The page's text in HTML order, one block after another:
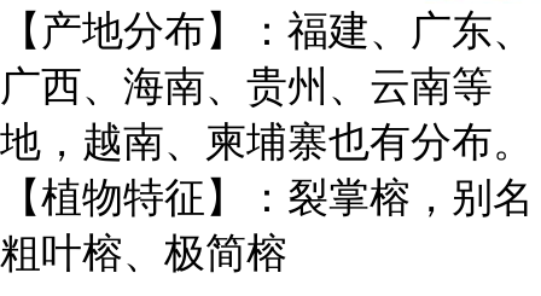
【产地分布】：福建、广东、
广西、海南、贵州、云南等
地，越南、柬埔寨也有分布。
【植物特征】：裂掌榕，别名
粗叶榕、极简榕